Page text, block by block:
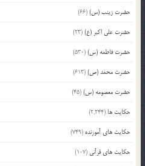
حضرت زینب (س)(66)
حضرت علی اکبر (ع)(23)
حضرت فاطمه (س)(530)
حضرت محمد (ص)(613)
حضرت معصومه (س)(45)
حکایت ها (2,244)
حکایت های آموزنده (749)
حکایت های قرآنی (107)